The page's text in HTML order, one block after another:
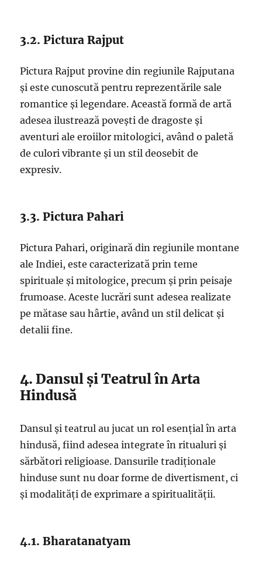
3.2. Pictura Rajput
Pictura Rajput provine din regiunile Rajputana
și este cunoscută pentru reprezentările sale
romantice și legendare. Această formă de artă
adesea ilustrează povești de dragoste și
aventuri ale eroiilor mitologici, având o paletă
de culori vibrante și un stil deosebit de
expresiv.
3.3. Pictura Pahari
Pictura Pahari, originară din regiunile montane
ale Indiei, este caracterizată prin teme
spirituale și mitologice, precum și prin peisaje
frumoase. Aceste lucrări sunt adesea realizate
pe mătase sau hârtie, având un stil delicat și
detalii fine.
4. Dansul și Teatrul în Arta
Hindusă
Dansul și teatrul au jucat un rol esențial în arta
hindusă, fiind adesea integrate în ritualuri și
sărbători religioase. Dansurile tradiționale
hinduse sunt nu doar forme de divertisment, ci
și modalități de exprimare a spiritualității.
4.1. Bharatanatyam